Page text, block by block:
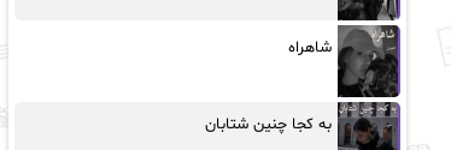
شاهراه
به کجا چنین شتابان